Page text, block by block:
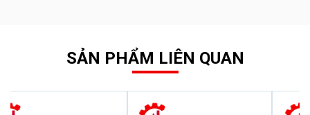
SẢN PHẨM LIÊN QUAN